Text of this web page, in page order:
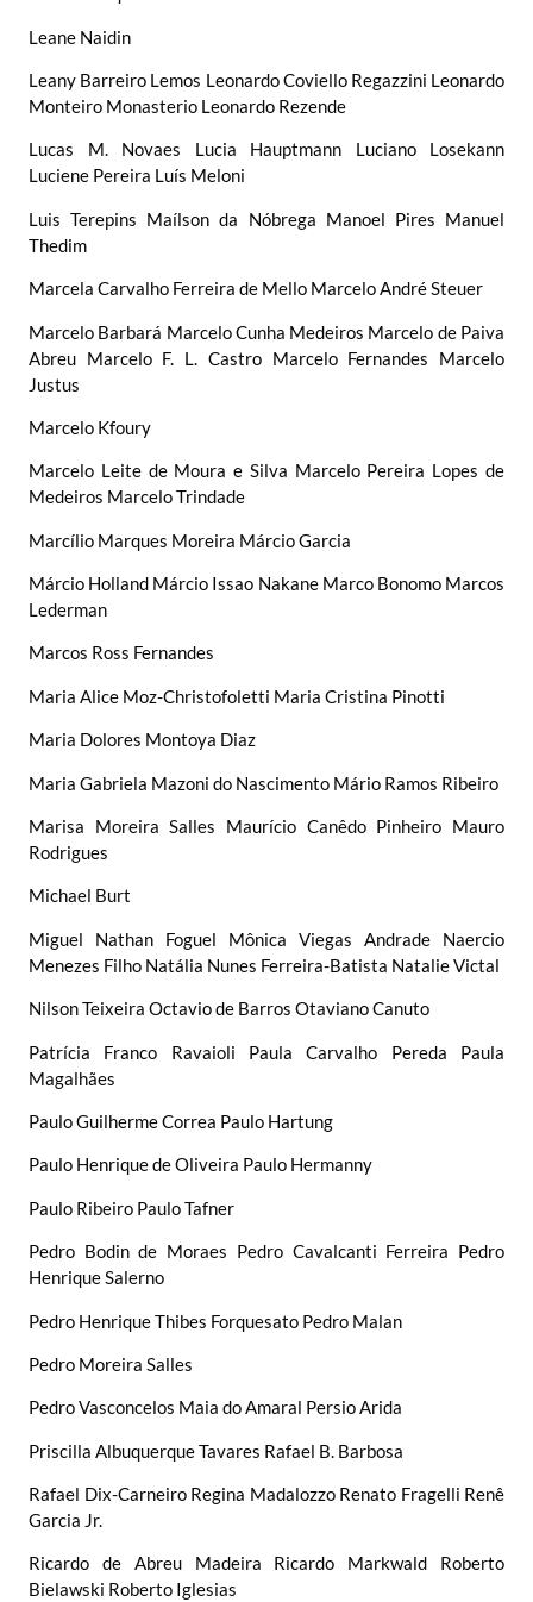
Leane Naidin
Leany Barreiro Lemos Leonardo Coviello Regazzini Leonardo
Monteiro Monasterio Leonardo Rezende
Lucas M. Novaes Lucia Hauptmann Luciano Losekann
Luciene Pereira Luís Meloni
Luis Terepins Maílson da Nóbrega Manoel Pires Manuel
Thedim
Marcela Carvalho Ferreira de Mello Marcelo André Steuer
Marcelo Barbará Marcelo Cunha Medeiros Marcelo de Paiva
Abreu Marcelo F. L. Castro Marcelo Fernandes Marcelo
Justus
Marcelo Kfoury
Marcelo Leite de Moura e Silva Marcelo Pereira Lopes de
Medeiros Marcelo Trindade
Marcílio Marques Moreira Márcio Garcia
Márcio Holland Márcio Issao Nakane Marco Bonomo Marcos
Lederman
Marcos Ross Fernandes
Maria Alice Moz-Christofoletti Maria Cristina Pinotti
Maria Dolores Montoya Diaz
Maria Gabriela Mazoni do Nascimento Mário Ramos Ribeiro
Marisa Moreira Salles Maurício Canêdo Pinheiro Mauro
Rodrigues
Michael Burt
Miguel Nathan Foguel Mônica Viegas Andrade Naercio
Menezes Filho Natália Nunes Ferreira-Batista Natalie Victal
Nilson Teixeira Octavio de Barros Otaviano Canuto
Patrícia Franco Ravaioli Paula Carvalho Pereda Paula
Magalhães
Paulo Guilherme Correa Paulo Hartung
Paulo Henrique de Oliveira Paulo Hermanny
Paulo Ribeiro Paulo Tafner
Pedro Bodin de Moraes Pedro Cavalcanti Ferreira Pedro
Henrique Salerno
Pedro Henrique Thibes Forquesato Pedro Malan
Pedro Moreira Salles
Pedro Vasconcelos Maia do Amaral Persio Arida
Priscilla Albuquerque Tavares Rafael B. Barbosa
Rafael Dix-Carneiro Regina Madalozzo Renato Fragelli Renê
Garcia Jr.
Ricardo de Abreu Madeira Ricardo Markwald Roberto
Bielawski Roberto Iglesias